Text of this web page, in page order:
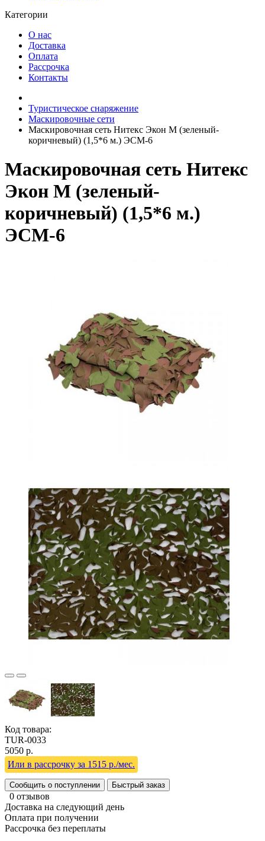
Категории
О нас
Доставка
Оплата
Рассрочка
Контакты
Туристическое снаряжение
Маскировочные сети
Маскировочная сеть Нитекс Экон М (зеленый-
коричневый) (1,5*6 м.) ЭСМ-6
Маскировочная сеть Нитекс
Экон М (зеленый-
коричневый) (1,5*6 м.)
ЭСМ-6
Код товара:
TUR-0033
5050 р.
Или в рассрочку за 1515 р./мес.
Сообщить о поступлении Быстрый заказ
0 отзывов
Доставка на следующий день
Оплата при получении
Рассрочка без переплаты